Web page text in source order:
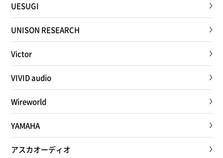
UESUGI
UNISON RESEARCH
Victor
VIVID audio
Wireworld
YAMAHA
アスカオーディオ